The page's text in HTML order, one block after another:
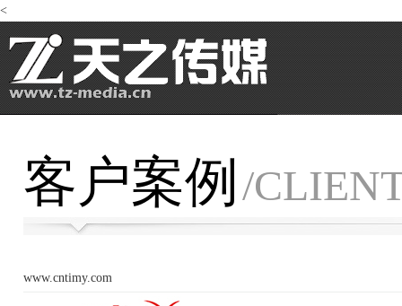
<
客户案例 /
www.cntimy.com